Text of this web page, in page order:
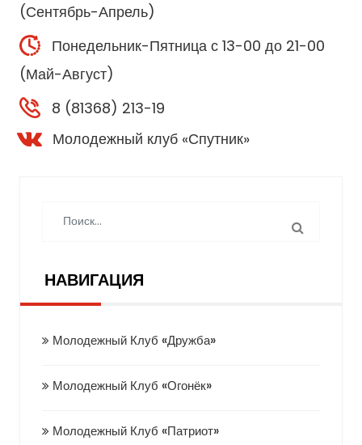
(Сентябрь-Апрель)
Понедельник-Пятница с 13-00 до 21-00
(Май-Август)
8 (81368) 213-19
Молодежный клуб «Спутник»
НАВИГАЦИЯ
Молодежный Клуб «Дружба»
Молодежный Клуб «Огонёк»
Молодежный Клуб «Патриот»